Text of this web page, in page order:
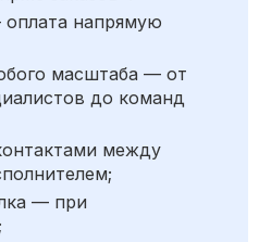
напрямую
масштаба — от
до команд
между
— при